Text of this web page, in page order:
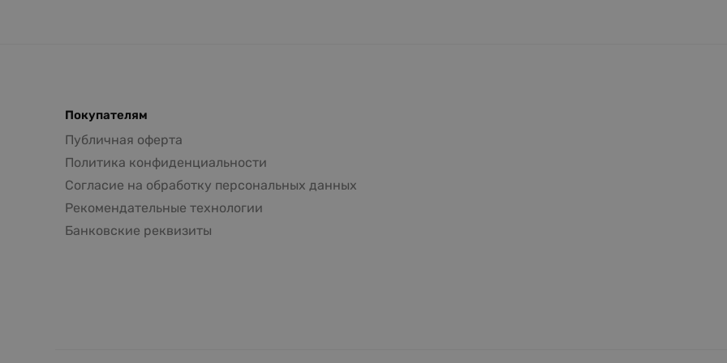
Покупателям
Публичная оферта
Политика конфиденциальности
Согласие на обработку персональных данных
Рекомендательные технологии
Банковские реквизиты